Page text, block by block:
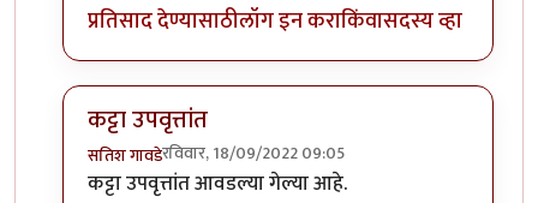
प्रतिसाद देण्यासाठीलॉग इन कराकिंवासदस्य व्हा
कट्टा उपवृत्तांत
सतिश गावडेरविवार, 18/09/2022 09:05
In reply toवेगळाच अनुभव....byकर्नलतपस्वी
कट्टा उपवृत्तांत आवडल्या गेल्या आहे.